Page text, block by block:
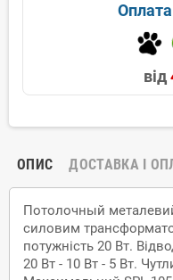
від
ОПИС ДОСТАВКА І
Потолочный
силовим
потужність 20 Вт.
20 Вт - 10 Вт - 5 Вт.